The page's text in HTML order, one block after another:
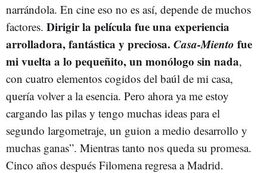
narrándola. En cine eso no es así, depende de muchos
factores. Dirigir la película fue una experiencia
arrolladora, fantástica y preciosa. Casa-Miento fue
mi vuelta a lo pequeñito, un monólogo sin nada,
con cuatro elementos cogidos del baúl de mi casa,
quería volver a la esencia. Pero ahora ya me estoy
cargando las pilas y tengo muchas ideas para el
segundo largometraje, un guion a medio desarrollo y
muchas ganas”. Mientras tanto nos queda su promesa.
Cinco años después Filomena regresa a Madrid.